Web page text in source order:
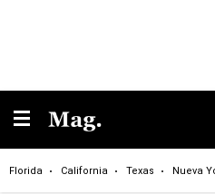
Florida California Texas Nueva